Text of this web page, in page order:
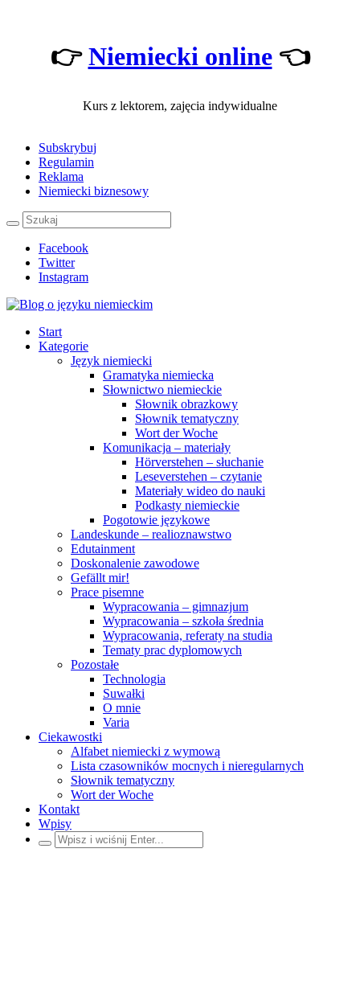
👉Niemiecki online👈
Kurs z lektorem, zajęcia indywidualne
Subskrybuj
Regulamin
Reklama
Niemiecki biznesowy
Facebook
Twitter
Instagram
Start
Kategorie
Język niemiecki
Gramatyka niemiecka
Słownictwo niemieckie
Słownik obrazkowy
Słownik tematyczny
Wort der Woche
Komunikacja – materiały
Hörverstehen – słuchanie
Leseverstehen – czytanie
Materiały wideo do nauki
Podkasty niemieckie
Pogotowie językowe
Landeskunde – realioznawstwo
Edutainment
Doskonalenie zawodowe
Gefällt mir!
Prace pisemne
Wypracowania – gimnazjum
Wypracowania – szkoła średnia
Wypracowania, referaty na studia
Tematy prac dyplomowych
Pozostałe
Technologia
Suwałki
O mnie
Varia
Ciekawostki
Alfabet niemiecki z wymową
Lista czasowników mocnych i nieregularnych
Słownik tematyczny
Wort der Woche
Kontakt
Wpisy